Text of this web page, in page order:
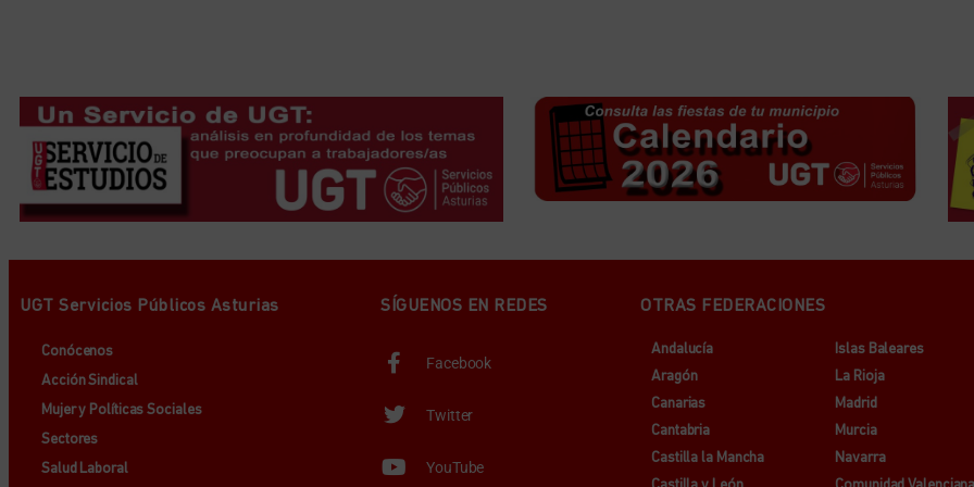
UGT Servicios Públicos Asturias
Conócenos
Acción Sindical
Mujer y Políticas Sociales
Sectores
Salud Laboral
SÍGUENOS EN REDES
Facebook
Twitter
YouTube
OTRAS FEDERACIONES
Andalucía
Aragón
Canarias
Cantabria
Castilla la Mancha
Islas Baleares
La Rioja
Madrid
Murcia
Navarra